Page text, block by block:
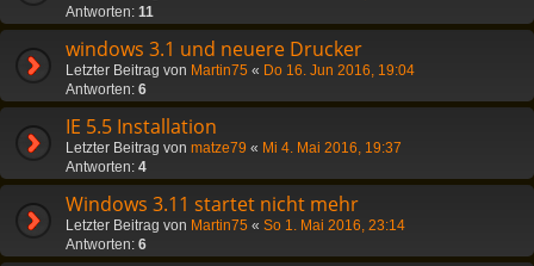
Antworten: 11
windows 3.1 und neuere Drucker
Letzter Beitrag von Martin75 « Do 16. Jun 2016, 19:04
Antworten: 6
IE 5.5 Installation
Letzter Beitrag von matze79 « Mi 4. Mai 2016, 19:37
Antworten: 4
Windows 3.11 startet nicht mehr
Letzter Beitrag von Martin75 « So 1. Mai 2016, 23:14
Antworten: 6